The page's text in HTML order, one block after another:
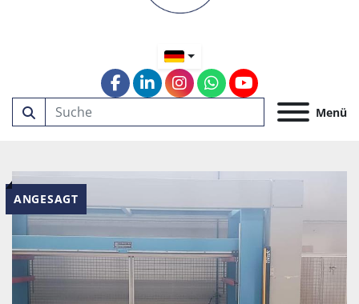
Menü
facebook
linkedininstagram
whatsapp
youtube
ANGESAGT